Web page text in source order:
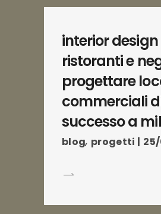
interior design
ristoranti e
progettare
commerciali
successo a
blog, progetti